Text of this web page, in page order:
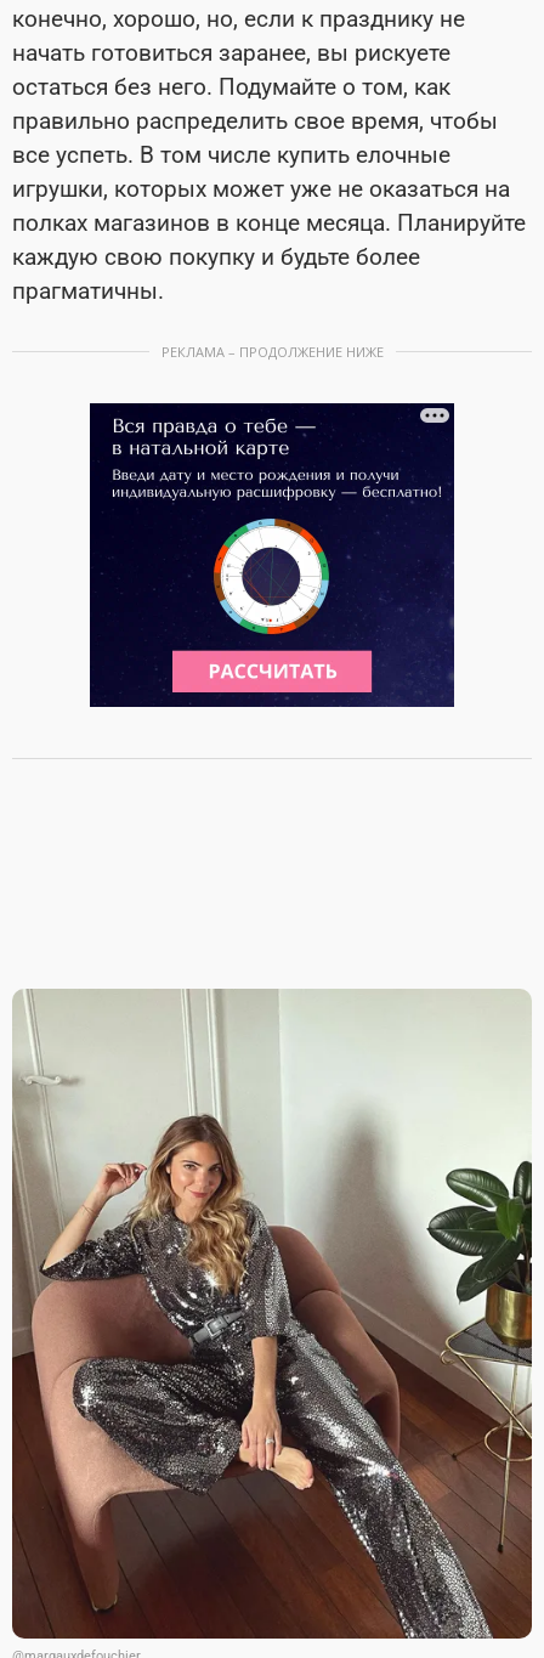
конечно, хорошо, но, если к празднику не
начать готовиться заранее, вы рискуете
остаться без него. Подумайте о том, как
правильно распределить свое время, чтобы
все успеть. В том числе купить елочные
игрушки, которых может уже не оказаться на
полках магазинов в конце месяца. Планируйте
каждую свою покупку и будьте более
прагматичны.
РЕКЛАМА – ПРОДОЛЖЕНИЕ НИЖЕ